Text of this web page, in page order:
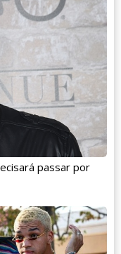
passar por